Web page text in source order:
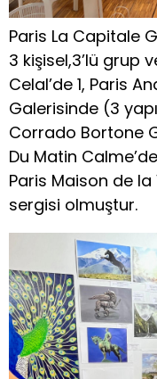
Paris La Capitale
3 kişisel,3’lü grup
Celal’de 1, Paris
Galerisinde (3
Corrado Bortone
Du Matin
Paris Maison de la
sergisi olmuştur.